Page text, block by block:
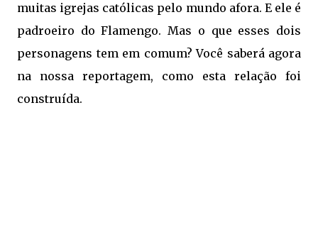
muitas igrejas católicas pelo mundo afora. E ele é
padroeiro do Flamengo. Mas o que esses dois
personagens tem em comum? Você saberá agora
na nossa reportagem, como esta relação foi
construída.